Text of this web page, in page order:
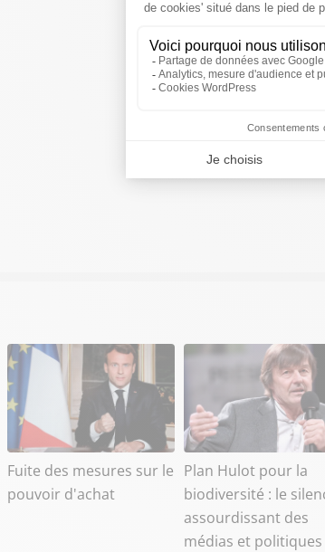
Fuite des mesures sur le
pouvoir d'achat
Plan Hulot pour la
biodiversité : le
assourdissant des
médias et politiques